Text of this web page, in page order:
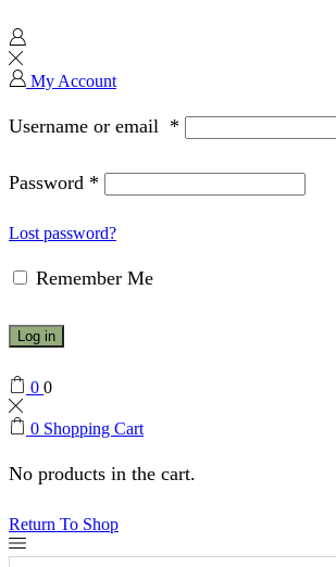
My Account
Username or email *
Password *
Lost password?
Remember Me
Log in
0 0
0 Shopping Cart
No products in the cart.
Return To Shop